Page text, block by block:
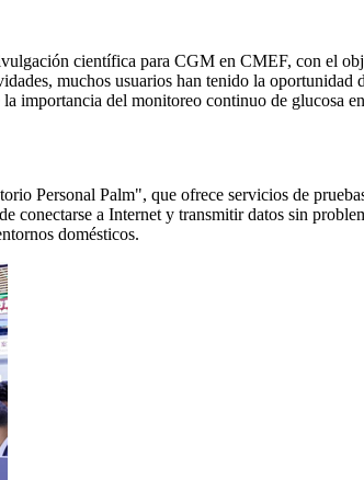
científica para CGM en CMEF, con el
muchos usuarios han tenido la
importancia del monitoreo continuo de glucosa
Personal Palm", que ofrece servicios de
a Internet y transmitir datos sin
domésticos.